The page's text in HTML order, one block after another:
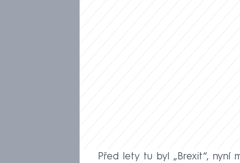
Před lety tu byl „Brexit“, nyní